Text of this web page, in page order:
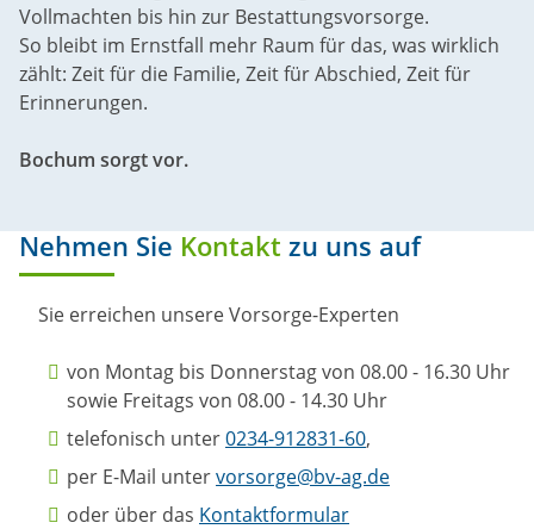
Vollmachten bis hin zur Bestattungsvorsorge.
So bleibt im Ernstfall mehr Raum für das, was wirklich
zählt: Zeit für die Familie, Zeit für Abschied, Zeit für
Erinnerungen.
Bochum sorgt vor.
Nehmen Sie Kontakt zu uns auf
Sie erreichen unsere Vorsorge-Experten
von Montag bis Donnerstag von 08.00 - 16.30 Uhr
sowie Freitags von 08.00 - 14.30 Uhr
telefonisch unter0234-912831-60,
per E-Mail untervorsorge@bv-ag.de
oder über das Kontaktformular